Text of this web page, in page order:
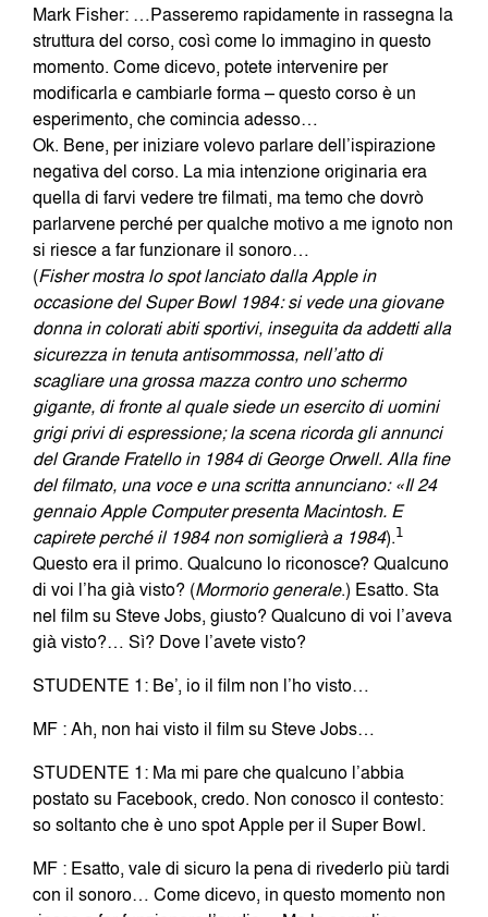
Mark Fisher: …Passeremo rapidamente in rassegna la
struttura del corso, così come lo immagino in questo
momento. Come dicevo, potete intervenire per
modificarla e cambiarle forma – questo corso è un
esperimento, che comincia adesso…
Ok. Bene, per iniziare volevo parlare dell’ispirazione
negativa del corso. La mia intenzione originaria era
quella di farvi vedere tre filmati, ma temo che dovrò
parlarvene perché per qualche motivo a me ignoto non
si riesce a far funzionare il sonoro…
(Fisher mostra lo spot lanciato dalla Apple in
occasione del Super Bowl 1984: si vede una giovane
donna in colorati abiti sportivi, inseguita da addetti alla
sicurezza in tenuta antisommossa, nell’atto di
scagliare una grossa mazza contro uno schermo
gigante, di fronte al quale siede un esercito di uomini
grigi privi di espressione; la scena ricorda gli annunci
del Grande Fratello in 1984 di George Orwell. Alla fine
del filmato, una voce e una scritta annunciano: «Il 24
gennaio Apple Computer presenta Macintosh. E
capirete perché il 1984 non somiglierà a 1984).1
Questo era il primo. Qualcuno lo riconosce? Qualcuno
di voi l’ha già visto? (Mormorio generale.) Esatto. Sta
nel film su Steve Jobs, giusto? Qualcuno di voi l’aveva
già visto?… Sì? Dove l’avete visto?
STUDENTE 1: Be’, io il film non l’ho visto…
MF : Ah, non hai visto il film su Steve Jobs…
STUDENTE 1: Ma mi pare che qualcuno l’abbia
postato su Facebook, credo. Non conosco il contesto:
so soltanto che è uno spot Apple per il Super Bowl.
MF : Esatto, vale di sicuro la pena di rivederlo più tardi
con il sonoro… Come dicevo, in questo momento non